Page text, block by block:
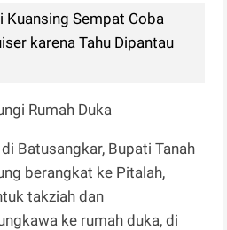
Kuansing Sempat Coba
karena Tahu Dipantau
Rumah Duka
Batusangkar, Bupati Tanah
berangkat ke Pitalah,
takziah dan
ke rumah duka, di